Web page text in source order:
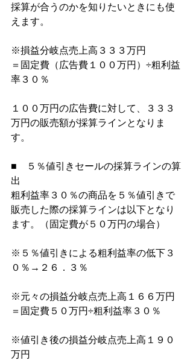
採算が合うのかを知りたいときにも使
えます。
※損益分岐点売上高３３３万円
＝固定費（広告費１００万円）÷粗利益
率３０％
１００万円の広告費に対して、３３３
万円の販売額が採算ラインとなりま
す。
■　５％値引きセールの採算ラインの算
出
粗利益率３０％の商品を５％値引きで
販売した際の採算ラインは以下となり
ます。（固定費が５０万円の場合）
※５％値引きによる粗利益率の低下３
０％→２６．３％
※元々の損益分岐点売上高１６６万円
＝固定費５０万円÷粗利益率３０％
※値引き後の損益分岐点売上高１９０
万円